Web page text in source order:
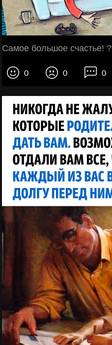
Самое большое счастье! ?
0 0 0